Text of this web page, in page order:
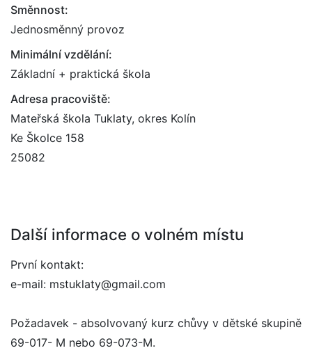
Směnnost:
Jednosměnný provoz
Minimální vzdělání:
Základní + praktická škola
Adresa pracoviště:
Mateřská škola Tuklaty, okres Kolín
Ke Školce 158
25082
Další informace o volném místu
První kontakt:
e-mail: mstuklaty@gmail.com
Požadavek - absolvovaný kurz chůvy v dětské skupině
69-017- M nebo 69-073-M.